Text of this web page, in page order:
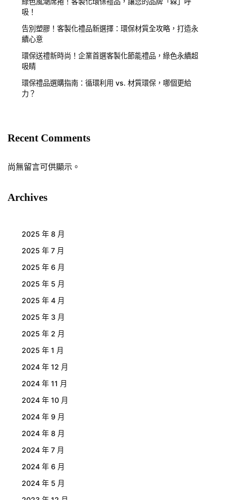
吸！
告別塑膠！客製化禮品新選擇：環保材質全攻略，打造永
續心意
環保送禮新時尚！企業首選客製化節能禮品，綠色永續超
吸睛
環保禮品選購指南：循環利用 vs. 材質環保，哪個更給
力？
Recent Comments
尚無留言可供顯示。
Archives
2025 年 8 月
2025 年 7 月
2025 年 6 月
2025 年 5 月
2025 年 4 月
2025 年 3 月
2025 年 2 月
2025 年 1 月
2024 年 12 月
2024 年 11 月
2024 年 10 月
2024 年 9 月
2024 年 8 月
2024 年 7 月
2024 年 6 月
2024 年 5 月